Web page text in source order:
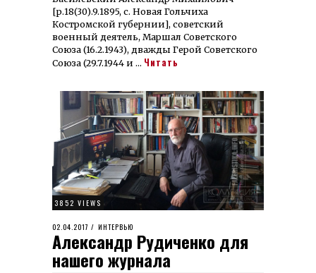
[р.18(30).9.1895, с. Новая Гольчиха
Костромской губернии], советский
военный деятель, Маршал Советского
Союза (16.2.1943), дважды Герой Советского
Союза (29.7.1944 и … Читать
3852 VIEWS
POSTED
ON
02.04.2017 29.03.2023
ИНТЕРВЬЮ
Александр Рудиченко для
нашего журнала